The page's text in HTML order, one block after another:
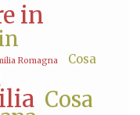
in
Romagna
Cosa
Cosa